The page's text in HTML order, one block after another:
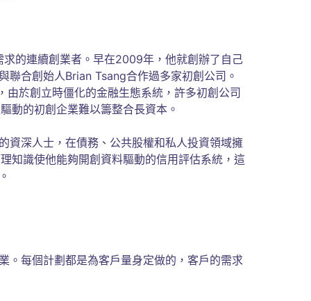
的連續創業者。早在2009年，他就創辦了自己
合創始人Brian Tsang合作過多家初創公司。
於創立時僵化的金融生態系統，許多初創公司
動的初創企業難以籌整合長資本。
深人士，在債務、公共股權和私人投資領域擁
知識使他能夠開創資料驅動的信用評估系統，這
每個計劃都是為客戶量身定做的，客戶的需求